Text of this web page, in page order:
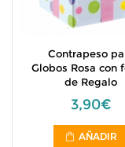
Contrapeso
Globos Rosa con
de Regalo
3,90€
AÑADIR